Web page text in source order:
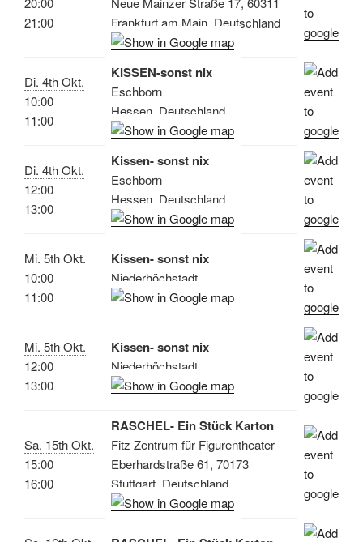
21:00
Frankfurt am Main, Deutschland
Di. 4th Okt.
10:00
11:00
KISSEN-sonst nix
Eschborn
Hessen, Deutschland
Di. 4th Okt.
12:00
13:00
Kissen- sonst nix
Eschborn
Hessen, Deutschland
Mi. 5th Okt.
10:00
11:00
Kissen- sonst nix
Niederhöchstadt
Mi. 5th Okt.
12:00
13:00
Kissen- sonst nix
Niederhöchstadt
Sa. 15th Okt.
15:00
16:00
RASCHEL- Ein Stück Karton
Fitz Zentrum für Figurentheater
Eberhardstraße 61, 70173
Stuttgart, Deutschland